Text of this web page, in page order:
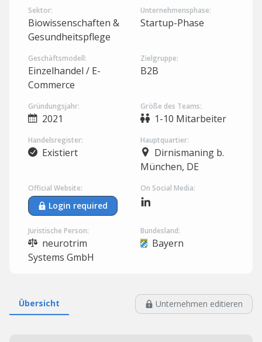
Sektor:
Biowissenschaften &
Gesundheitspflege
Unternehmensphase:
Startup-Phase
Geschäftsmodell:
Einzelhandel / E-
Commerce
Zielgruppe:
B2B
Gründungsjahr:
2021
Größe des Teams:
1-10 Mitarbeiter
Handelsregister:
Existiert
Hauptquartier:
Dirnismaning b.
München, DE
Official Website:
Login required
On Social Media:
Juristische Person:
neurotrim
Systems GmbH
Bundesland:
Bayern
Übersicht Unternehmen editieren